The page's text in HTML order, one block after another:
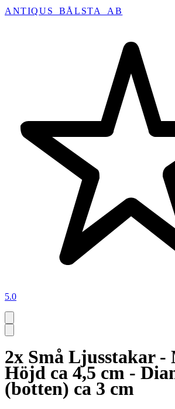
ANTIQUS_BÅLSTA_AB
5.0
2x Små Ljusstakar -
Höjd ca 4,5 cm -
(botten) ca 3 cm